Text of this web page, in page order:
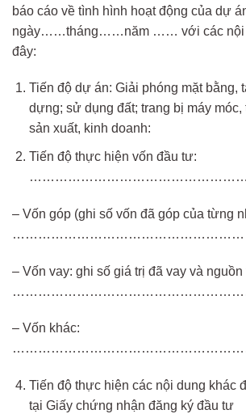
báo cáo về tình hình hoạt động của dự
ngày……tháng……năm …… với các nội
đây:
Tiến độ dự án: Giải phóng mặt bằng,
dựng; sử dụng đất; trang bị máy móc,
sản xuất, kinh doanh:
Tiến độ thực hiện vốn đầu tư:
– Vốn góp (ghi số vốn đã góp của từng
………………………………………………
– Vốn vay: ghi số giá trị đã vay và nguồn
– Vốn khác:
Tiến độ thực hiện các nội dung khác
tại Giấy chứng nhận đăng ký đầu tư